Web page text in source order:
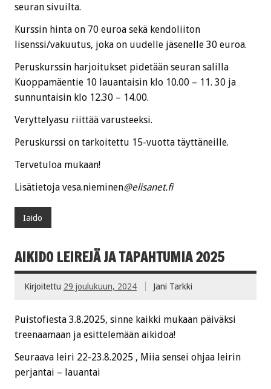
seuran sivuilta.
Kurssin hinta on 70 euroa sekä kendoliiton
lisenssi/vakuutus, joka on uudelle jäsenelle 30 euroa.
Peruskurssin harjoitukset pidetään seuran salilla
Kuoppamäentie 10 lauantaisin klo 10.00 – 11. 30 ja
sunnuntaisin klo 12.30 – 14.00.
Veryttelyasu riittää varusteeksi.
Peruskurssi on tarkoitettu 15-vuotta täyttäneille.
Tervetuloa mukaan!
Lisätietoja vesa.nieminen@elisanet.fi
Iaido
AIKIDO LEIREJÄ JA TAPAHTUMIA 2025
Kirjoitettu 29 joulukuun, 2024 Jani Tarkki
Puistofiesta 3.8.2025, sinne kaikki mukaan päiväksi
treenaamaan ja esittelemään aikidoa!
Seuraava leiri 22-23.8.2025 , Miia sensei ohjaa leirin
perjantai – lauantai